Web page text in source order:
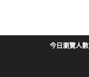
今日瀏覽人數